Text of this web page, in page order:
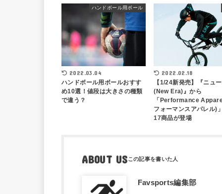
ハンドボール用ボール
2022.03.04
ハンドボール用ボールおすす
め10選！値段は大きさの種類
で違う？
2022.02.18
【1/24新発売】『ニュ
(New Era)』から
「Performance
フォーマンスアパレル)
17商品が登場
ABOUT US
Favsports編集部